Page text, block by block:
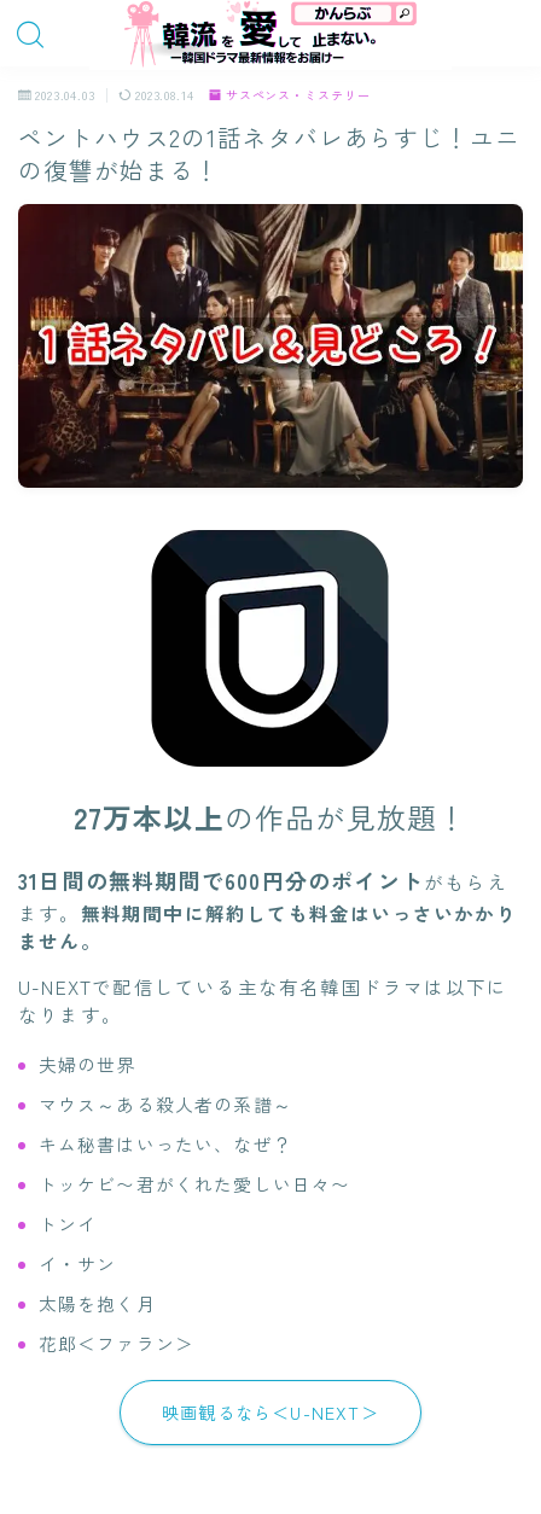
2023.04.03 2023.08.14 サスペンス・ミステリー
ペントハウス2の1話ネタバレあらすじ！ユニ
の復讐が始まる！
27万本以上の作品が見放題！
31日間の無料期間で600円分のポイント がもらえ
ます。 無料期間中に解約しても料金はいっさいかかり
ません。
U-NEXTで配信している主な有名韓国ドラマは以下に
なります。
夫婦の世界
マウス～ある殺人者の系譜～
キム秘書はいったい、なぜ？
トッケビ〜君がくれた愛しい日々〜
トンイ
イ・サン
太陽を抱く月
花郎＜ファラン＞
映画観るなら＜U-NEXT＞